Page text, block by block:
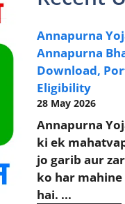
Annapurna
Annapurna
Download,
Eligibility
28 May 2026
Annapurna
ki ek
jo garib aur
ko har
hai. ...